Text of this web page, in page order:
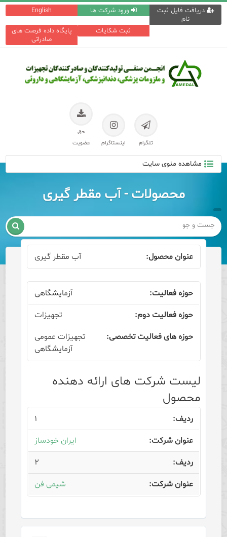
English ورود شرکت ها
دریافت فایل ثبت
نام
پایگاه داده فرصت های
صادراتی
ثبت شکایات
تلگرام اینستاگرام
حق
عضویت
مشاهده منوی سایت
محصولات - آب مقطر گیری

آب مقطر گیری
آزمایشگاهی
تجهیزات
تجهیزات عمومی
آزمایشگاهی
لیست شرکت های ارائه دهنده
محصول
۱
ایران خودساز
۲
شیمی فن